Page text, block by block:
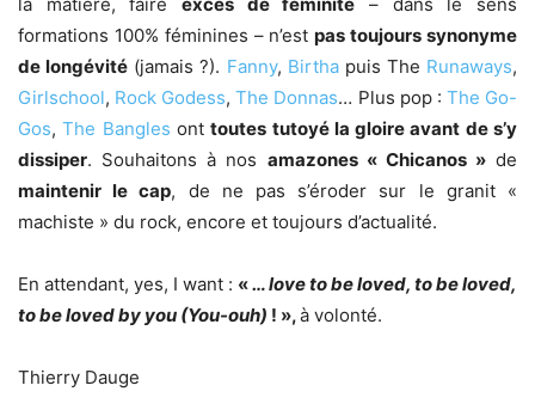
formations 100% féminines – n’estpas toujours synonyme
de longévité (jamais ?). Fanny, Birthapuis The Runaways,
Girlschool, Rock Godess,The Donnas… Plus pop : The Go-
Gos,The Bangles onttoutes tutoyé la gloire avant de s’y
dissiper. Souhaitons à nos amazones « Chicanos »de
maintenir le cap, de ne pas s’éroder sur le granit «
machiste » du rock, encore et toujours d’actualité.
En attendant, yes, I want : «… love to be loved, to be loved,
to be loved by you (You-ouh) ! »,à volonté.
Thierry Dauge